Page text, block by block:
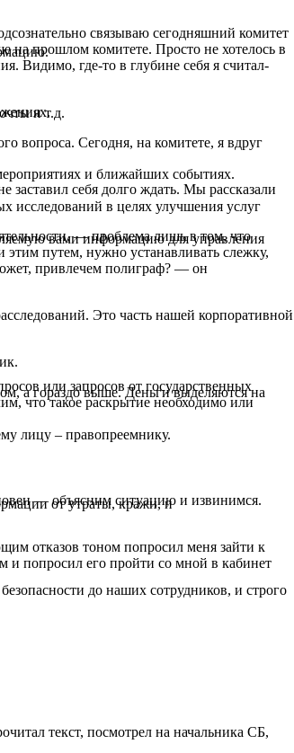
связываю сегодняшний комитет
на прошлом комитете. Просто не хотелось в
Видимо, где-то в глубине себя я считал-
вопроса. Сегодня, на комитете, я вдруг
заставил себя долго ждать. Мы рассказали
— проблема лишь в том, что
этим путем, нужно устанавливать слежку,
привлечем полиграф? — он
Это часть нашей корпоративной
а гораздо выше. Деньги выделяются на
— объясним ситуацию и извинимся.
отказов тоном попросил меня зайти к
и попросил его пройти со мной в кабинет
текст, посмотрел на начальника СБ,
и т.д.
и ближайших событиях.
исследований в целях улучшения услуг
вами информацию для управления
или запросов от государственных
что такое раскрытие необходимо или
лицу – правопреемнику.
от утраты, кражи, и
до наших сотрудников, и строго